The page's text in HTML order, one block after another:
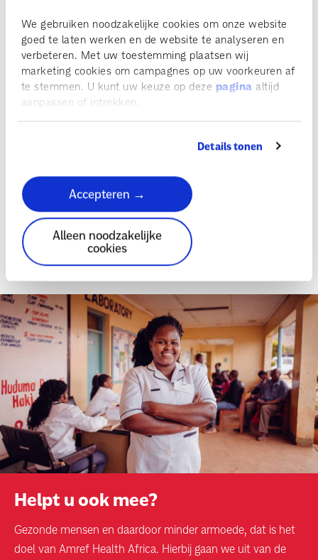
We gebruiken noodzakelijke cookies om onze website
goed te laten werken en de website te analyseren en
verbeteren. Met uw toestemming plaatsen wij
marketing cookies om campagnes op uw voorkeuren af
te stemmen. U kunt uw keuze op deze pagina altijd
aanpassen of intrekken.
Details tonen
Accepteren →
Alleen noodzakelijke
cookies
Word donateur
Maak het verschil met een grote gift
Belastingvrij schenken
Nalaten
Kom in actie voor Amref Health Africa
Donateurs werven
delen
Helpt u ook mee?
Gezonde mensen en daardoor minder armoede, dat is het
doel van Amref Health Africa. Hierbij gaan we uit van de